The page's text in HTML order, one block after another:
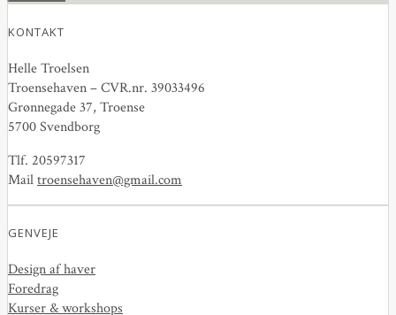
KONTAKT
Helle Troelsen
Troensehaven – CVR.nr. 39033496
Grønnegade 37, Troense
5700 Svendborg
Tlf. 20597317
Mailtroensehaven@gmail.com
GENVEJE
Design af haver
Foredrag
Kurser & workshops